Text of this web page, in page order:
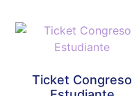
Ticket Congreso